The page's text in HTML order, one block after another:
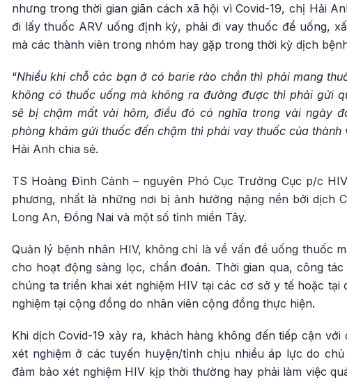
nhưng trong thời gian giãn cách xã hội vì Covid-19, chị Hải
đi lấy thuốc ARV uống định kỳ, phải đi vay thuốc để uống,
mà các thành viên trong nhóm hay gặp trong thời kỳ dịch
“Nhiều khi chỗ các bạn ở có barie rào chắn thì phải mang
không có thuốc uống mà không ra đường được thì phải gửi
sẽ bị chậm mất vài hôm, điều đó có nghĩa trong vài ngày
phòng khám gửi thuốc đến chậm thì phải vay thuốc của
Hải Anh chia sẻ.
TS Hoàng Đình Cảnh – nguyên Phó Cục Trưởng Cục p/c
phương, nhất là những nơi bị ảnh hưởng nặng nền bởi dịch
Long An, Đồng Nai và một số tỉnh miền Tây.
Quản lý bệnh nhân HIV, không chỉ là về vấn đề uống thuốc
cho hoạt động sàng lọc, chẩn đoán. Thời gian qua, công
chúng ta triển khai xét nghiệm HIV tại các cơ sở y tế hoặc
nghiệm tại cộng đồng do nhân viên cộng đồng thực hiện.
Khi dịch Covid-19 xảy ra, khách hàng không đến tiếp cận
xét nghiệm ở các tuyến huyện/tỉnh chịu nhiều áp lực do
đảm bảo xét nghiệm HIV kịp thời thường hay phải làm việc